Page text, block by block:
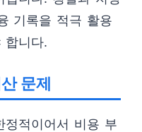
기록을 적극 활용
합니다.
문제
정적이어서 비용 부